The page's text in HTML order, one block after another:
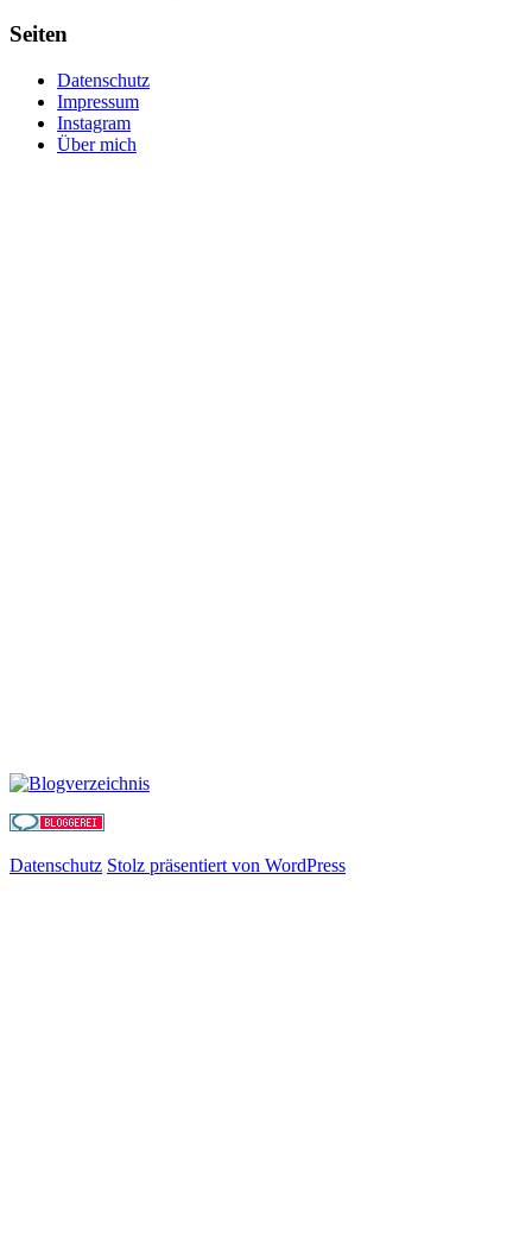
Seiten
Datenschutz
Impressum
Instagram
Über mich
Datenschutz Stolz präsentiert von WordPress